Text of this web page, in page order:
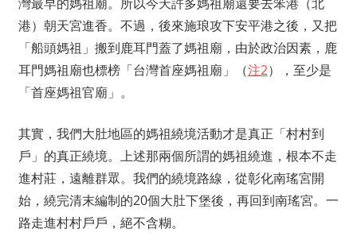
港）朝天宮進香。不過，後來施琅攻下安平港之後，又把
「船頭媽祖」搬到鹿耳門蓋了媽祖廟，由於政治因素，鹿
耳門媽祖廟也標榜「台灣首座媽祖廟」（注2），至少是
「首座媽祖官廟」。
其實，我們大肚地區的媽祖繞境活動才是真正「村村到
戶」的真正繞境。上述那兩個所謂的媽祖繞進，根本不走
進村莊，遠離群眾。我們的繞境路線，從彰化南瑤宮開
始，繞完清末編制的20個大肚下堡後，再回到南瑤宮。一
路走進村村戶戶，絕不含糊。